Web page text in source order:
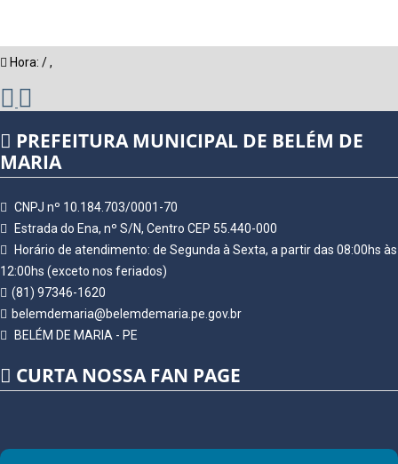
Hora: /,
PREFEITURA MUNICIPAL DE BELÉM DE
MARIA
CNPJ nº 10.184.703/0001-70
Estrada do Ena, nº S/N, Centro CEP 55.440-000
Horário de atendimento: de Segunda à Sexta, a partir das 08:00hs às
12:00hs (exceto nos feriados)
(81) 97346-1620
belemdemaria@belemdemaria.pe.gov.br
BELÉM DE MARIA - PE
CURTA NOSSA FAN PAGE